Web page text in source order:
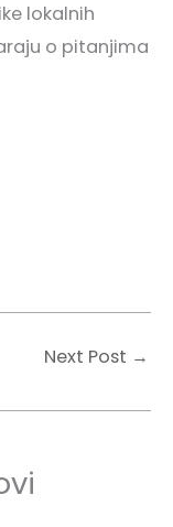
lokalnih
o pitanjima
Next Post →